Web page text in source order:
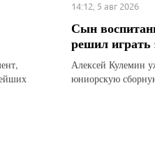
14:12, 5 авг 2026
Сын
решил играть
Алексей Кулемин
юниорскую